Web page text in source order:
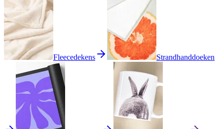
Fleecedekens Strandhanddoeken